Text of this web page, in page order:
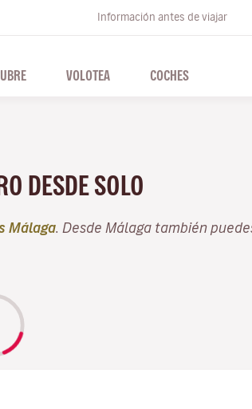
Información antes de viajar
VOLOTEA COCHES
DESDE SOLO
Málaga . Desde Málaga también